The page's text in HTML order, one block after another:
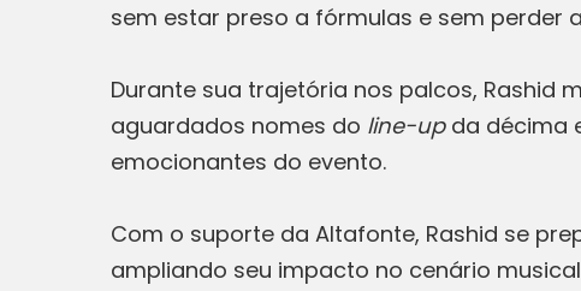
sem estar preso a fórmulas e sem perder
Durante sua trajetória nos palcos, Rashid
aguardados nomes do line-upda décima
emocionantes do evento.
Com o suporte da Altafonte, Rashid se
ampliando seu impacto no cenário